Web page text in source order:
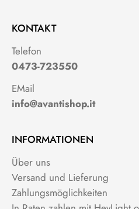
KONTAKT
Telefon
0473-723550
EMail
info@avantishop.it
INFORMATIONEN
Über uns
Versand und Lieferung
Zahlungsmöglichkeiten